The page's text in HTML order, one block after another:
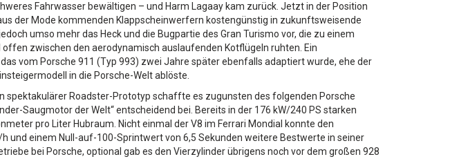
Fahrwasser bewältigen – und Harm Lagaay kam zurück. Jetzt in der Position
der Mode kommenden Klappscheinwerfern kostengünstig in zukunftsweisende
umso mehr das Heck und die Bugpartie des Gran Turismo vor, die zu einem
zwischen den aerodynamisch auslaufenden Kotflügeln ruhten. Ein
vom Porsche 911 (Typ 993) zwei Jahre später ebenfalls adaptiert wurde, ehe der
in die Porsche-Welt ablöste.
spektakulärer Roadster-Prototyp schaffte es zugunsten des folgenden Porsche
Saugmotor der Welt“ entscheidend bei. Bereits in der 176 kW/240 PS starken
pro Liter Hubraum. Nicht einmal der V8 im Ferrari Mondial konnte den
und einem Null-auf-100-Sprintwert von 6,5 Sekunden weitere Bestwerte in seiner
bei Porsche, optional gab es den Vierzylinder übrigens noch vor dem großen 928